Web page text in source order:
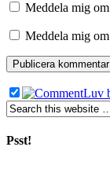
Meddela mig
Meddela mig
Psst!